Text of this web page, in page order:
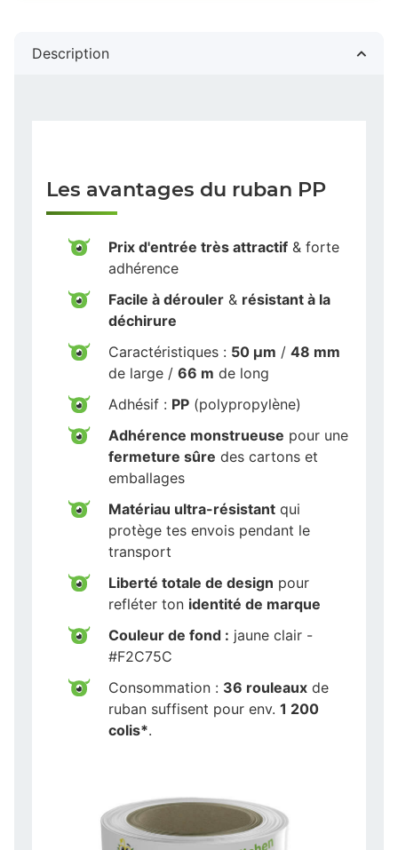
Description
Les avantages du ruban PP
Prix d'entrée très attractif & forte
adhérence
Facile à dérouler & résistant à la
déchirure
Caractéristiques : 50 µm / 48 mm
de large / 66 m de long
Adhésif : PP (polypropylène)
Adhérence monstrueuse pour une
fermeture sûre des cartons et
emballages
Matériau ultra-résistant qui
protège tes envois pendant le
transport
Liberté totale de design pour
refléter ton identité de marque
Couleur de fond : jaune clair -
#F2C75C
Consommation : 36 rouleaux de
ruban suffisent pour env. 1 200
colis*.